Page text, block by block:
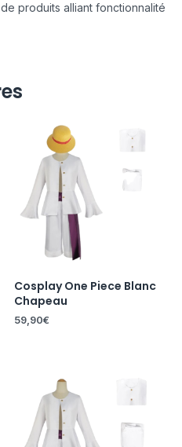
produits alliant fonctionnalité
Cosplay One Piece Blanc
Chapeau
59,90€